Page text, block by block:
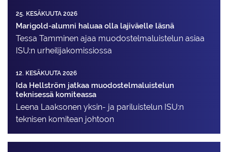
25. KESÄKUUTA 2026
Marigold-alumni haluaa olla lajiväelle läsnä
Tessa Tamminen ajaa muodostelma­luistelun asiaa
ISU:n urheilija­komissiossa
12. KESÄKUUTA 2026
Ida Hellström jatkaa muodostelmaluistelun
teknisessä komiteassa
Leena Laaksonen yksin- ja pariluistelun ISU:n
teknisen komitean johtoon